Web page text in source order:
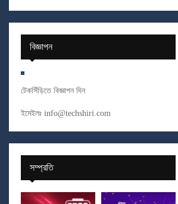
বিজ্ঞাপন
টেকসিঁড়িতে বিজ্ঞাপন দিন
ইমেইলঃ info@techshiri.com
সম্প্রতি